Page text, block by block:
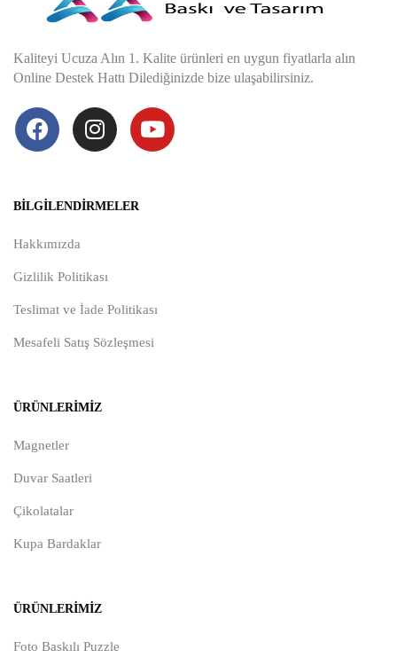
Kaliteyi Ucuza Alın 1. Kalite ürünleri en uygun fiyatlarla alın
Online Destek Hattı Dilediğinizde bize ulaşabilirsiniz.
BILGILENDIRMELER
Hakkımızda
Gizlilik Politikası
Teslimat ve İade Politikası
Mesafeli Satış Sözleşmesi
ÜRÜNLERIMIZ
Magnetler
Duvar Saatleri
Çikolatalar
Kupa Bardaklar
ÜRÜNLERIMIZ
Foto Baskılı Puzzle